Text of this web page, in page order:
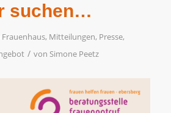
suchen…
Frauenhaus, Mitteilungen, Presse,
/ von Simone Peetz